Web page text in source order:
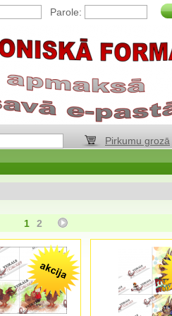
Parole:
Pirkumu grozā
1 2